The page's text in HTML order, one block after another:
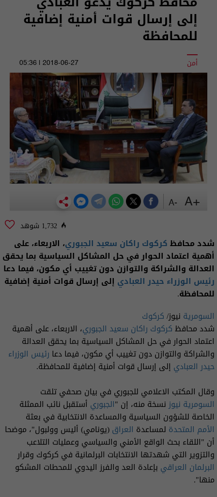
إلى إرسال قوات أمنية إضافية
للمحافظة
أمن 2018-06-27 | 05:36
1,732 شوهد
شدد محافظكركوك راكان سعيد الجبوري، الاربعاء، على
أهمية اعتماد الحوار في حل المشاكل السياسية بما يحقق
العدالة والشراكة والتوازن دون تغييب أي مكون، فيما دعا
رئيس الوزراء حيدر العبادي إلى إرسال قوات أمنية إضافية
للمحافظة.
السومرية نيوز/كركوك
شدد محافظكركوك راكان سعيد الجبوري، الاربعاء، على أهمية
اعتماد الحوار في حل المشاكل السياسية بما يحقق العدالة
والشراكة والتوازن دون تغييب أي مكون، فيما دعا رئيس الوزراء
حيدر العبادي إلى إرسال قوات أمنية إضافية للمحافظة.
وقال المكتب الاعلامي للجبوري في بيان صحفي تلقت
السومرية نيوزنسخة منه، إن "الجبوري أستقبل نائب الممثلة
الخاصة للشؤون السياسية والمساعدة الانتخابية في بعثة
الأمم المتحدة لمساعدة العراق(يونامي) أليس وولبول"، موضحا
أن "اللقاء بحث الواقع الأمني والسياسي وعمليات التلاعب
والتزوير التي شهدتها الانتخابات البرلمانية في كركوك وقرار
البرلمان العراقي بإعادة العد والفرز اليدوي للمحطات المشكو
منها".
+A
-A